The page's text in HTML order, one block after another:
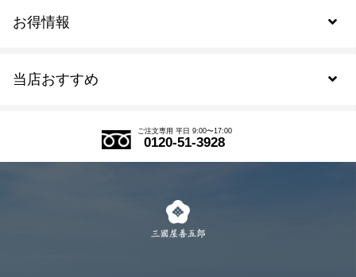
当店おすすめ
式部の香りシリーズ
お得情報
会員規約について
ご注文専用 平日 9:00〜17:00
0120-51-3928